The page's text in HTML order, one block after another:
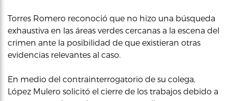
Torres Romero reconoció que no hizo una búsqueda
exhaustiva en las áreas verdes cercanas a la escena del
crimen ante la posibilidad de que existieran otras
evidencias relevantes al caso.
En medio del contrainterrogatorio de su colega,
López Mulero solicitó el cierre de los trabajos debido a